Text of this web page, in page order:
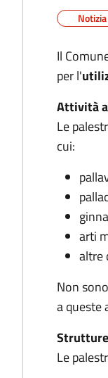
Notizia
Il
per l'
Attività
Le
cui:
arti
altre
Non
a queste
Le